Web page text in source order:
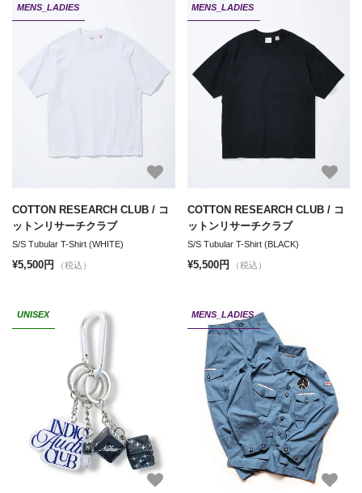
MENS_LADIES
COTTON RESEARCH CLUB / コ
ットンリサーチクラブ
S/S Tubular T-Shirt (WHITE)
¥5,500円 （税込）
MENS_LADIES
COTTON RESEARCH CLUB / コ
ットンリサーチクラブ
S/S Tubular T-Shirt (BLACK)
¥5,500円 （税込）
UNISEX MENS_LADIES